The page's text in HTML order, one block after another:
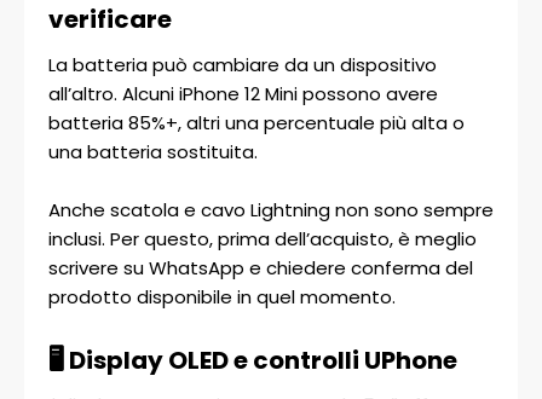
verificare
La batteria può cambiare da un dispositivo
all’altro. Alcuni iPhone 12 Mini possono avere
batteria 85%+, altri una percentuale più alta o
una batteria sostituita.
Anche scatola e cavo Lightning non sono sempre
inclusi. Per questo, prima dell’acquisto, è meglio
scrivere su WhatsApp e chiedere conferma del
prodotto disponibile in quel momento.
🖥️ Display OLED e controlli UPhone